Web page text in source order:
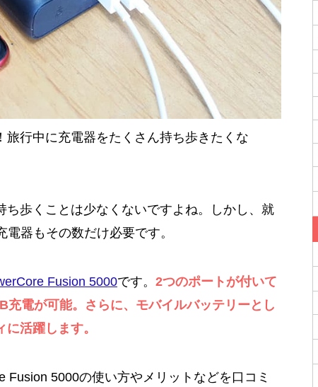
旅行中に充電器をたくさん持ち歩きたくな
歩くことは少なくないですよね。しかし、就
器もその数だけ必要です。
Fusion 5000です。 2つのポートが付いて
充電が可能。さらに、モバイルバッテリーとし
活躍します。
Fusion 5000の使い方やメリットなどを口コミ